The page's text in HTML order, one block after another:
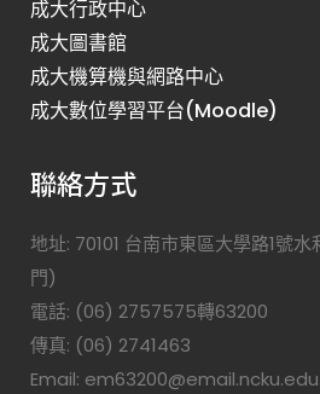
成大行政中心
成大圖書館
成大機算機與網路中心
成大數位學習平台(Moodle)
聯絡方式
地址: 70101 台南市東區大學路1號
門)
電話: (06) 2757575轉63200
傳真: (06) 2741463
Email: